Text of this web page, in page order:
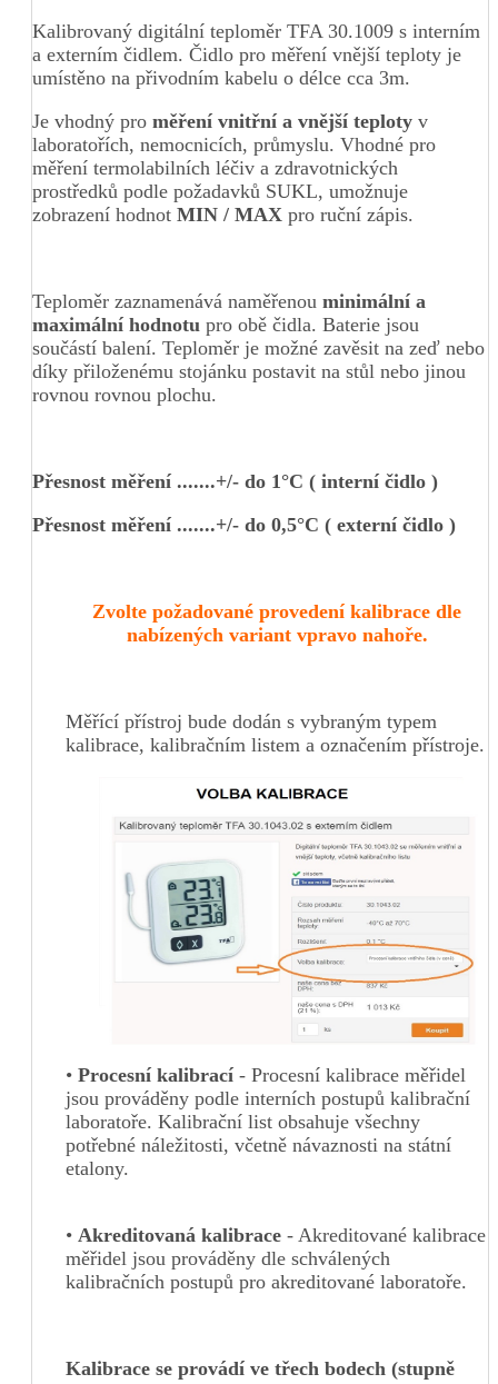
Kalibrovaný digitální teploměr TFA 30.1009 s interním
a externím čidlem. Čidlo pro měření vnější teploty je
umístěno na přivodním kabelu o délce cca 3m.
Je vhodný pro měření vnitřní a vnější teploty v
laboratořích, nemocnicích, průmyslu. Vhodné pro
měření termolabilních léčiv a zdravotnických
prostředků podle požadavků SUKL, umožnuje
zobrazení hodnot MIN / MAX pro ruční zápis.
Teploměr zaznamenává naměřenou minimální a
maximální hodnotu pro obě čidla. Baterie jsou
součástí balení. Teploměr je možné zavěsit na zeď nebo
díky přiloženému stojánku postavit na stůl nebo jinou
rovnou rovnou plochu.
Přesnost měření .......+/- do 1°C ( interní čidlo )
Přesnost měření .......+/- do 0,5°C ( externí čidlo )
Zvolte požadované provedení kalibrace dle
nabízených variant vpravo nahoře.
Měřící přístroj bude dodán s vybraným typem
kalibrace, kalibračním listem a označením přístroje.
• Procesní kalibrací - Procesní kalibrace měřidel
jsou prováděny podle interních postupů kalibrační
laboratoře. Kalibrační list obsahuje všechny
potřebné náležitosti, včetně návaznosti na státní
etalony.
• Akreditovaná kalibrace - Akreditované kalibrace
měřidel jsou prováděny dle schválených
kalibračních postupů pro akreditované laboratoře.
Kalibrace se provádí ve třech bodech (stupně